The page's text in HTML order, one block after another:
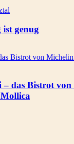
genug
das Bistrot